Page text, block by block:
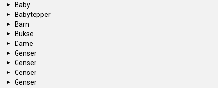
Baby
Babytepper
Barn
Bukse
Dame
Genser
Genser
Genser
Genser